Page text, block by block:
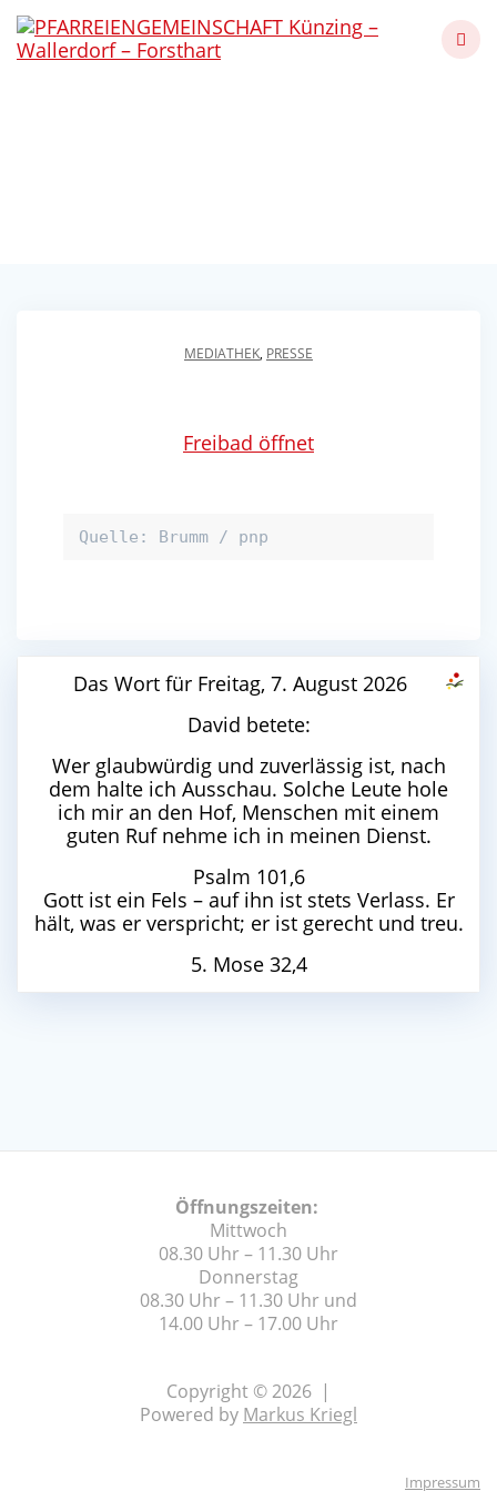
to
MEDIATHEK, PRESSE
Freibad öffnet
Quelle: Brumm / pnp
Das Wort für Freitag, 7. August 2026
David betete:
Wer glaubwürdig und zuverlässig ist, nach
dem halte ich Ausschau. Solche Leute hole
ich mir an den Hof, Menschen mit einem
guten Ruf nehme ich in meinen Dienst.
Psalm 101,6
Gott ist ein Fels – auf ihn ist stets Verlass. Er
hält, was er verspricht; er ist gerecht und treu.
5. Mose 32,4
Öffnungszeiten:
Mittwoch
08.30 Uhr – 11.30 Uhr
Donnerstag
08.30 Uhr – 11.30 Uhr und
14.00 Uhr – 17.00 Uhr
Copyright © 2026 |
Powered by Markus Kriegl
Impressum